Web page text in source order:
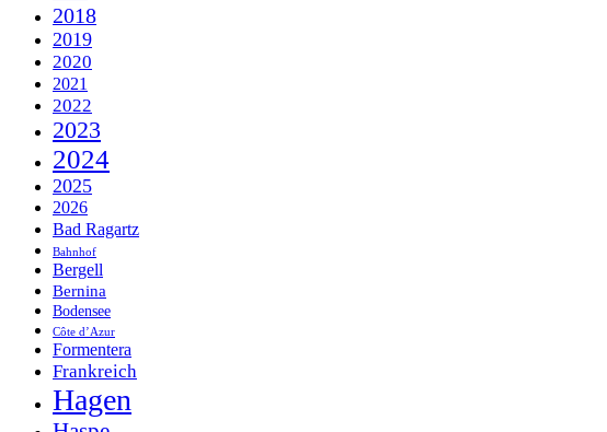
2018
2019
2020
2021
2022
2023
2024
2025
2026
Bad Ragartz
Bahnhof
Bergell
Bernina
Bodensee
Côte d’Azur
Formentera
Frankreich
Hagen